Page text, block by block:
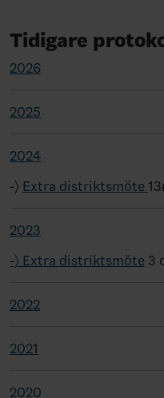
Tidigare
2026
2025
2024
-〉 Extra distriktsmöte
2023
-〉 Extra distriktsmöte 3
2022
2021
2020